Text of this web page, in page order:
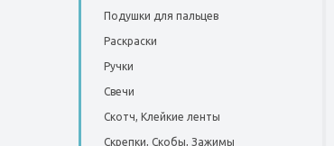
Подушки для пальцев
Раскраски
Ручки
Свечи
Скотч, Клейкие ленты
Скрепки, Скобы, Зажимы